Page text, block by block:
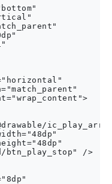
btn_play_stop" />